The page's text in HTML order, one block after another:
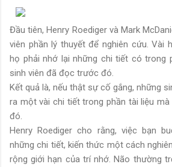
Đầu tiên, Henry Roediger và Mark
viên phần lý thuyết để nghiên cứu. Vài
họ phải nhớ lại những chi tiết có trong
sinh viên đã đọc trước đó.
Kết quả là, nếu thật sự cố gắng, những
ra một vài chi tiết trong phần tài liệu
đó.
Henry Roediger cho rằng, việc bạn
những chi tiết, kiến thức một cách
rộng giới hạn của trí nhớ. Não thường